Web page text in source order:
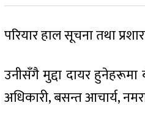
परियार हाल सूचना तथा
उनीसँगै मुद्दा दायर हुनेहरूमा
अधिकारी, बसन्त आचार्य,